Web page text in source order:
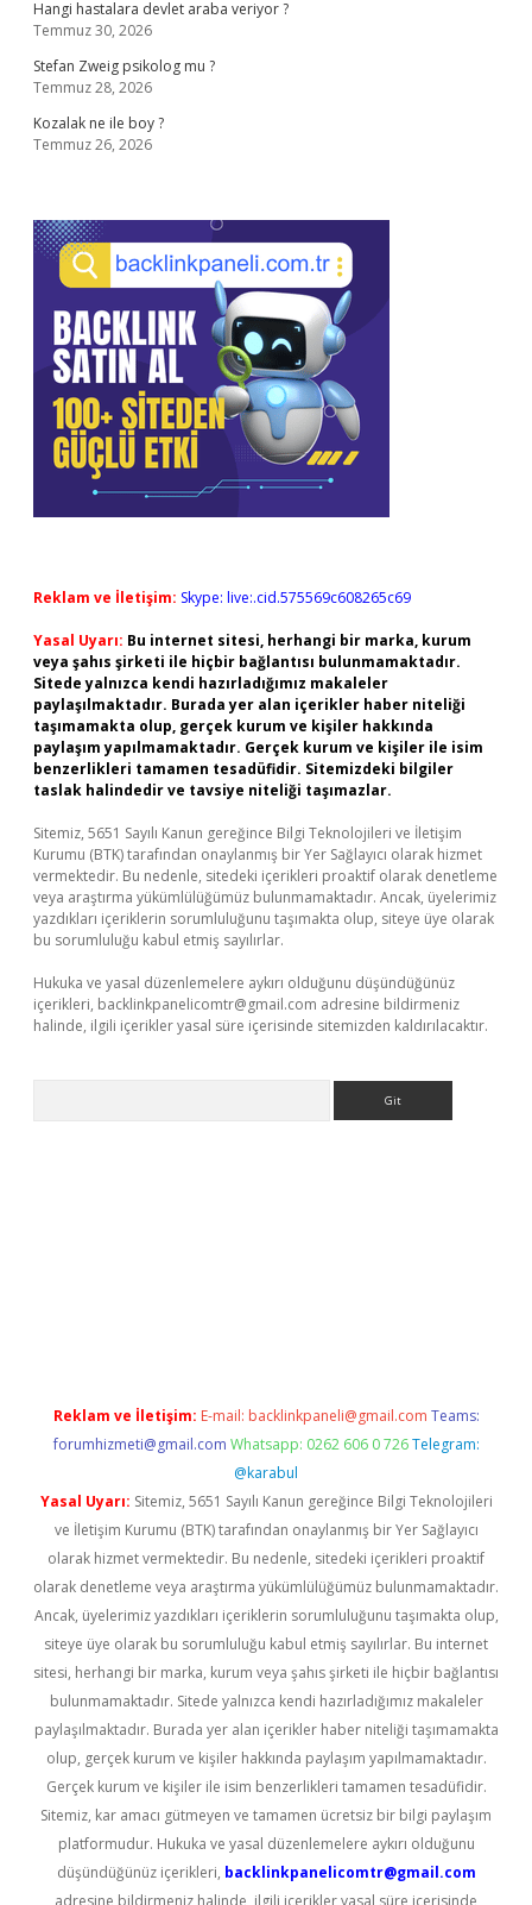
Hangi hastalara devlet araba veriyor ?
Temmuz 30, 2026
Stefan Zweig psikolog mu ?
Temmuz 28, 2026
Kozalak ne ile boy ?
Temmuz 26, 2026
Reklam ve İletişim: Skype: live:.cid.575569c608265c69
Yasal Uyarı: Bu internet sitesi, herhangi bir marka, kurum
veya şahıs şirketi ile hiçbir bağlantısı bulunmamaktadır.
Sitede yalnızca kendi hazırladığımız makaleler
paylaşılmaktadır. Burada yer alan içerikler haber niteliği
taşımamakta olup, gerçek kurum ve kişiler hakkında
paylaşım yapılmamaktadır. Gerçek kurum ve kişiler ile isim
benzerlikleri tamamen tesadüfidir. Sitemizdeki bilgiler
taslak halindedir ve tavsiye niteliği taşımazlar.
Sitemiz, 5651 Sayılı Kanun gereğince Bilgi Teknolojileri ve İletişim
Kurumu (BTK) tarafından onaylanmış bir Yer Sağlayıcı olarak hizmet
vermektedir. Bu nedenle, sitedeki içerikleri proaktif olarak denetleme
veya araştırma yükümlülüğümüz bulunmamaktadır. Ancak, üyelerimiz
yazdıkları içeriklerin sorumluluğunu taşımakta olup, siteye üye olarak
bu sorumluluğu kabul etmiş sayılırlar.
Hukuka ve yasal düzenlemelere aykırı olduğunu düşündüğünüz
içerikleri, backlinkpanelicomtr@gmail.com adresine bildirmeniz
halinde, ilgili içerikler yasal süre içerisinde sitemizden kaldırılacaktır.
Reklam ve İletişim: E-mail: backlinkpaneli@gmail.com Teams:
forumhizmeti@gmail.com Whatsapp: 0262 606 0 726 Telegram:
@karabul
Yasal Uyarı: Sitemiz, 5651 Sayılı Kanun gereğince Bilgi Teknolojileri
ve İletişim Kurumu (BTK) tarafından onaylanmış bir Yer Sağlayıcı
olarak hizmet vermektedir. Bu nedenle, sitedeki içerikleri proaktif
olarak denetleme veya araştırma yükümlülüğümüz bulunmamaktadır.
Ancak, üyelerimiz yazdıkları içeriklerin sorumluluğunu taşımakta olup,
siteye üye olarak bu sorumluluğu kabul etmiş sayılırlar. Bu internet
sitesi, herhangi bir marka, kurum veya şahıs şirketi ile hiçbir bağlantısı
bulunmamaktadır. Sitede yalnızca kendi hazırladığımız makaleler
paylaşılmaktadır. Burada yer alan içerikler haber niteliği taşımamakta
olup, gerçek kurum ve kişiler hakkında paylaşım yapılmamaktadır.
Gerçek kurum ve kişiler ile isim benzerlikleri tamamen tesadüfidir.
Sitemiz, kar amacı gütmeyen ve tamamen ücretsiz bir bilgi paylaşım
platformudur. Hukuka ve yasal düzenlemelere aykırı olduğunu
düşündüğünüz içerikleri, backlinkpanelicomtr@gmail.com
adresine bildirmeniz halinde, ilgili içerikler yasal süre içerisinde